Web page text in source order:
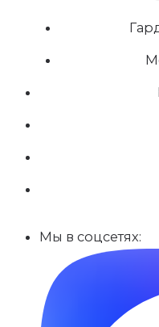
Мы в соцсетях: